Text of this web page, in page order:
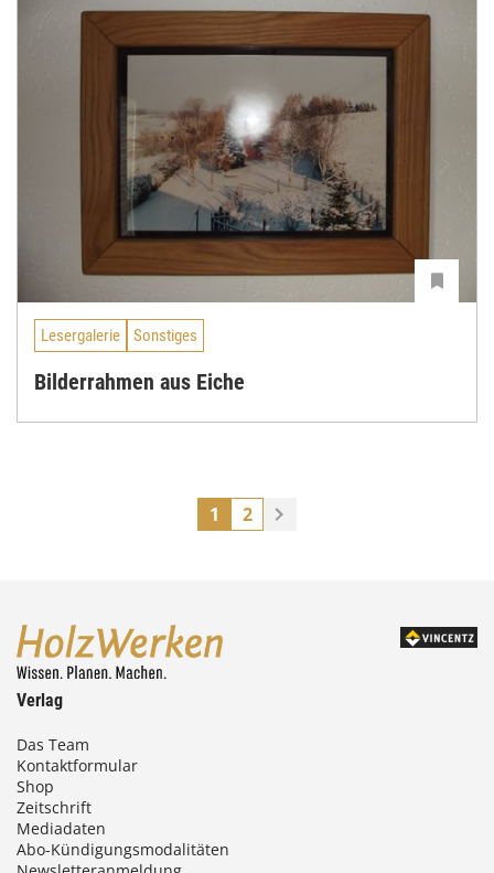
Lesergalerie Sonstiges
Bilderrahmen aus Eiche
1 2
Verlag
Das Team
Kontaktformular
Shop
Zeitschrift
Mediadaten
Abo-Kündigungsmodalitäten